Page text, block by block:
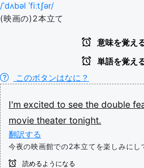
/ˈdʌbəl ˈfiːtʃər/
(映画の)2本立て
意味を覚え
単語を覚え
このボタンはなに？
I'm excited to see the double
movie theater tonight.
翻訳する
今夜の映画館での2本立てを楽しみにし
読めるようになる